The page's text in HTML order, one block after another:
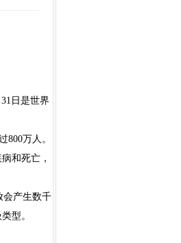
日是世界
万人。
和死亡，
会产生数千
型。